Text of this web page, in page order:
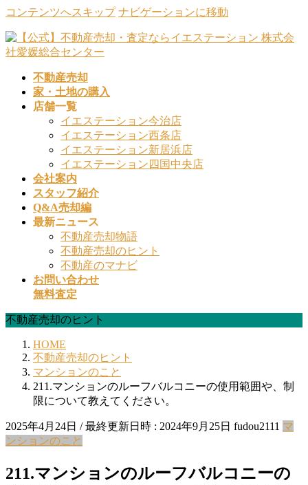
コンテンツへスキップ ナビゲーションに移動
不動産売却
家・土地の購入
店舗一覧
イエステーション今治店
イエステーション西条店
イエステーション新居浜店
イエステーション四国中央店
会社案内
スタッフ紹介
Q&A売却編
最新ニュース
不動産売却物語
不動産売却のヒント
不動産のマナビ
お問い合わせ
無料査定
不動産売却のヒント
HOME
不動産売却のヒント
マンションのこと
211.マンションのルーフバルコニーの使用範囲や、制
限について教えてください。
2025年4月24日 / 最終更新日時 : 2024年9月25日 fudou2111 マ
ンションのこと
211.マンションのルーフバルコニーの